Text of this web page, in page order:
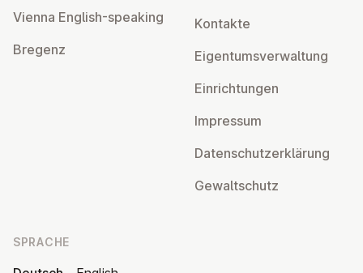
Vienna English-speaking
Bregenz
Kontakte
Ei­gen­tums­ver­wal­tung
Ein­rich­tun­gen
Impressum
Da­ten­schutz­er­klä­rung
Ge­walt­schutz
SPRACHE